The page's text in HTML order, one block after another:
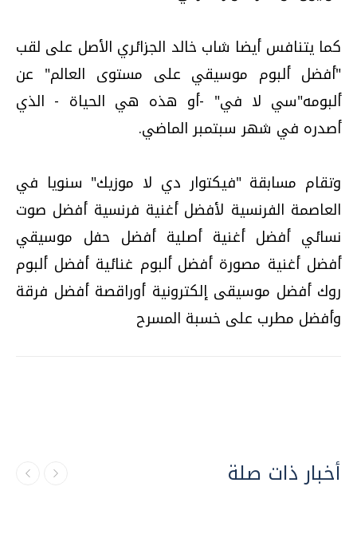
كما يتنافس أيضا شاب خالد الجزائري الأصل على لقب
"أفضل ألبوم موسيقي على مستوى العالم" عن
ألبومه"سي لا في" -أو هذه هي الحياة - الذي
أصدره في شهر سبتمبر الماضي.
وتقام مسابقة "فيكتوار دي لا موزيك" سنويا في
العاصمة الفرنسية لأفضل أغنية فرنسية أفضل صوت
نسائي أفضل أغنية أصلية أفضل حفل موسيقي
أفضل أغنية مصورة أفضل ألبوم غنائية أفضل ألبوم
روك أفضل موسيقى إلكترونية أوراقصة أفضل فرقة
وأفضل مطرب على خسبة المسرح
أخبار ذات صلة